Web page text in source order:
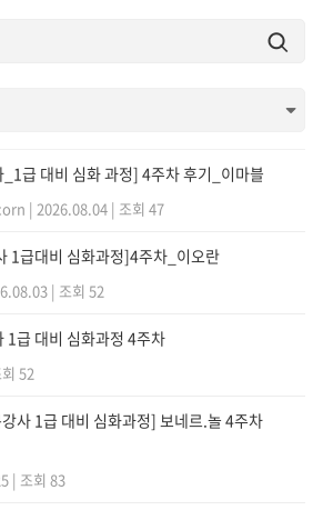
급 대비 심화 과정] 4주차 후기_이마블
| 2026.08.04 | 조회 47
1급대비 심화과정]4주차_이오란
| 조회 52
1급 대비 심화과정 4주차
52
사 1급 대비 심화과정] 보네르.놀 4주차
| 조회 83